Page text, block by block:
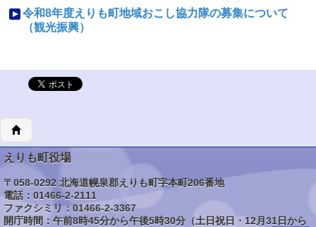
令和8年度えりも町地域おこし協力隊の募集について
（観光振興）
えりも町役場
〒058-0292 北海道幌泉郡えりも町字本町206番地
電話：01466-2-2111
ファクシミリ：01466-2-3367
開庁時間：午前8時45分から午後5時30分（土日祝日・12月31日から